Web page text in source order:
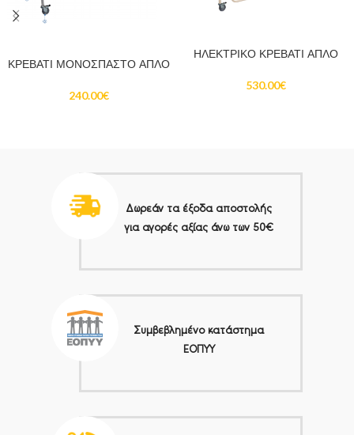
ΚΡΕΒΑΤΙ ΜΟΝΟΣΠΑΣΤΟ ΑΠΛΟ
240.00€
ΗΛΕΚΤΡΙΚΟ ΚΡΕΒΑΤΙ ΑΠΛΟ
530.00€
Δωρεάν τα έξοδα αποστολής
για αγορές αξίας άνω των 50€
Συμβεβλημένο κατάστημα
ΕΟΠΥΥ